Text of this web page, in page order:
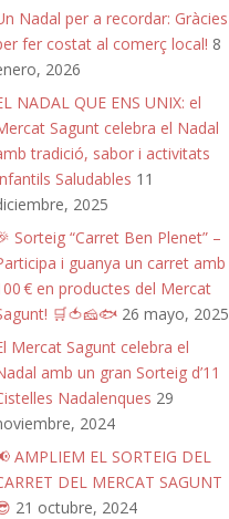
Nadal per a recordar: Gràcies
fer costat al comerç local! 8
2026
NADAL QUE ENS UNIX: el
Sagunt celebra el Nadal
tradició, sabor i activitats
Saludables 11
2025
Sorteig “Carret Ben Plenet” –
i guanya un carret amb
€ en productes del Mercat
🛒🍅🧀🐟 26 mayo, 2025
Mercat Sagunt celebra el
amb un gran Sorteig d’11
Nadalenques 29
2024
AMPLIEM EL SORTEIG DEL
DEL MERCAT SAGUNT
21 octubre, 2024